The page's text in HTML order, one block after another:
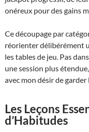
onéreux pour des gains
Ce découpage par
réorienter délibérément
les tables de jeu. Pas
une session plus
avec mon désir de garder
Les Leçons
d’Habitudes